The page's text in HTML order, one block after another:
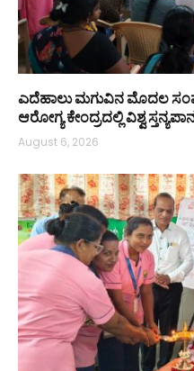
ಎದೆಹಾಲು ಮಗುವಿನ ಮೊದಲ
ಆರೋಗ್ಯ ಕೇಂದ್ರದಲ್ಲಿ ವಿಶ್ವ
August 6, 2026